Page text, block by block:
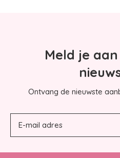
Meld je
Ontvang de nieuwste